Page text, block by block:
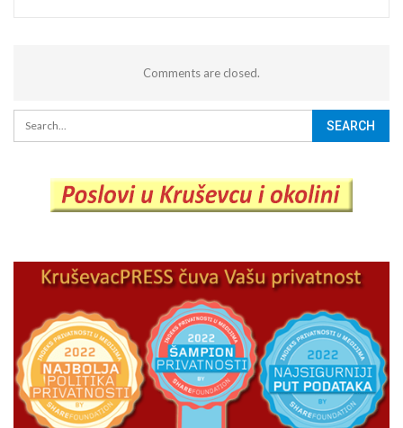
Comments are closed.